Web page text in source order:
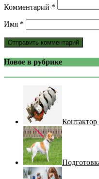
Комментарий *
Имя *
Новое в рубрике